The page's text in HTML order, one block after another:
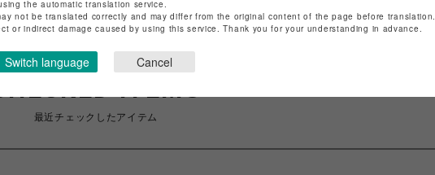
最近チェックしたアイテム
the automatic translation service.
not be translated correctly and may differ from the original content of the page before translation.
or indirect damage caused by using this service. Thank you for your understanding in advance.
Switch language Cancel